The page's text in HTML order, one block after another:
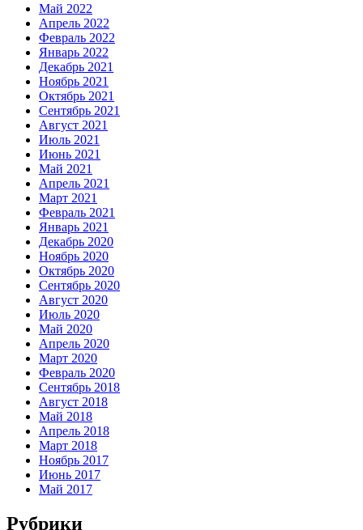
Май 2022
Апрель 2022
Февраль 2022
Январь 2022
Декабрь 2021
Ноябрь 2021
Октябрь 2021
Сентябрь 2021
Август 2021
Июль 2021
Июнь 2021
Май 2021
Апрель 2021
Март 2021
Февраль 2021
Январь 2021
Декабрь 2020
Ноябрь 2020
Октябрь 2020
Сентябрь 2020
Август 2020
Июль 2020
Май 2020
Апрель 2020
Март 2020
Февраль 2020
Сентябрь 2018
Август 2018
Май 2018
Апрель 2018
Март 2018
Ноябрь 2017
Июнь 2017
Май 2017
Рубрики